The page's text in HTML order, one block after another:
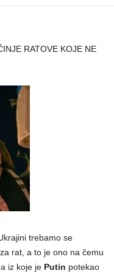
RATOVE KOJE NE
trebamo se
rat, a to je ono na čemu
iz koje je Putin potekao